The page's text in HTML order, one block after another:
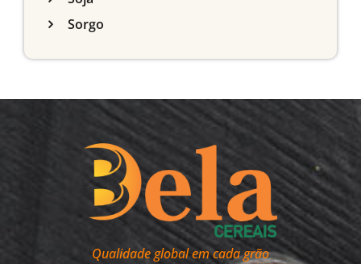
Sorgo
Qualidade global em cada grão